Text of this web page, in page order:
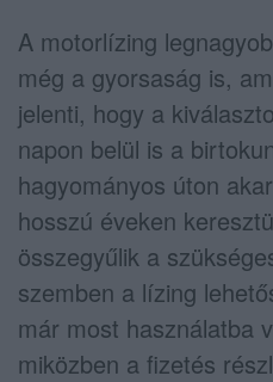
A motorlízing
még a gyorsaság is,
jelenti, hogy a
napon belül is a
hagyományos úton
hosszú éveken
összegyűlik a
szemben a lízing
már most használatba
miközben a fizetés